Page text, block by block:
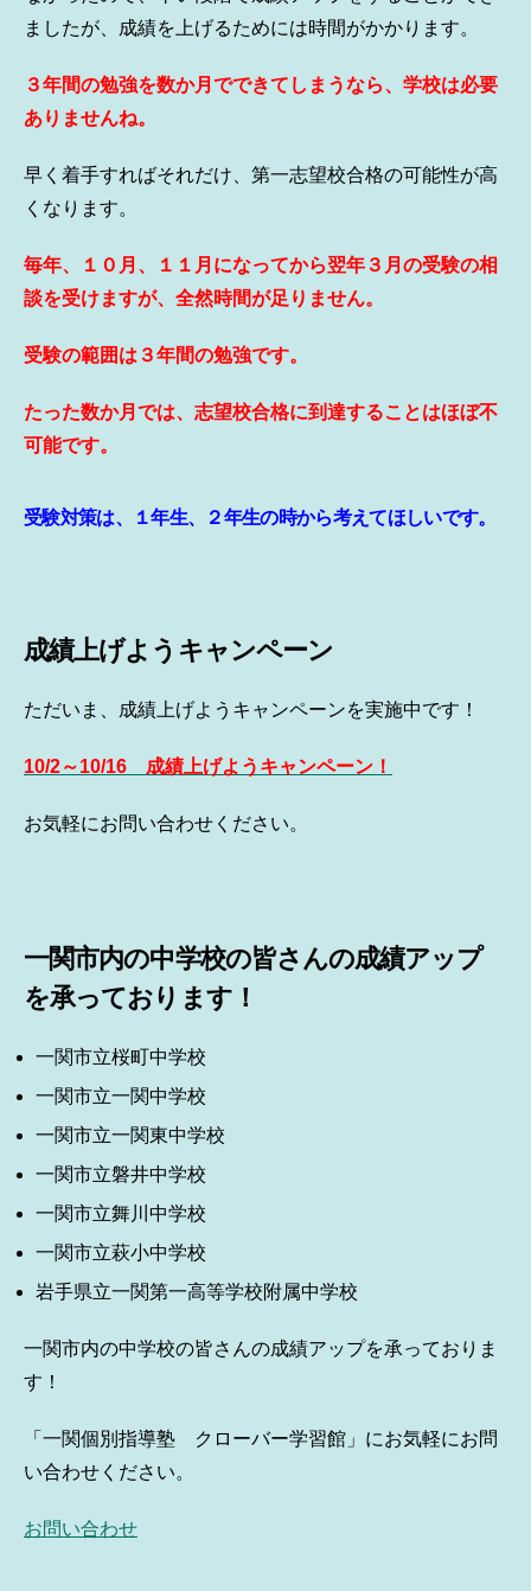
ましたが、成績を上げるためには時間がかかります。
３年間の勉強を数か月でできてしまうなら、学校は必要
ありませんね。
早く着手すればそれだけ、第一志望校合格の可能性が高
くなります。
毎年、１０月、１１月になってから翌年３月の受験の相
談を受けますが、全然時間が足りません。
受験の範囲は３年間の勉強です。
たった数か月では、志望校合格に到達することはほぼ不
可能です。
受験対策は、１年生、２年生の時から考えてほしいです。
成績上げようキャンペーン
ただいま、成績上げようキャンペーンを実施中です！
10/2～10/16 成績上げようキャンペーン！
お気軽にお問い合わせください。
一関市内の中学校の皆さんの成績アップ
を承っております！
一関市立桜町中学校
一関市立一関中学校
一関市立一関東中学校
一関市立磐井中学校
一関市立舞川中学校
一関市立萩小中学校
岩手県立一関第一高等学校附属中学校
一関市内の中学校の皆さんの成績アップを承っておりま
す！
「一関個別指導塾 クローバー学習館」にお気軽にお問
い合わせください。
お問い合わせ